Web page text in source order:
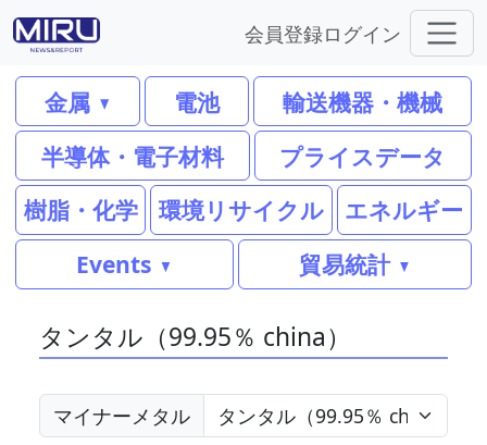
会員登録ログイン
金属 電池
輸送機器・機械
半導体・電子材料
プライスデータ
樹脂・化学
環境リサイクル
エネルギー
Events
貿易統計
タンタル（99.95％ china）
マイナーメタル